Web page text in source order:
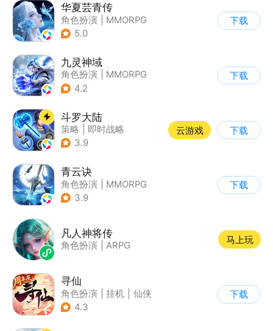
华夏芸青传
角色扮演
MMORPG
| 仙侠
5.0
下载
九灵神域
角色扮演
MMORPG
| 仙侠
4.2
下载
斗罗大陆
策略
即时战略
| 小说改编
3.9
云游戏 下载
青云诀
角色扮演
MMORPG
| 仙侠
3.9
下载
凡人神将传
角色扮演 ARPG
马上玩
寻仙
角色扮演 挂机
仙侠
| 寻仙
4.3
下载